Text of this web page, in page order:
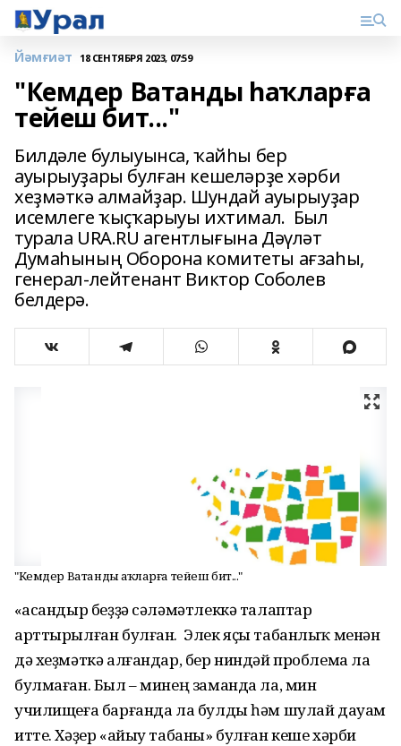
Йәмғиәт 18 СЕНТЯБРЯ 2023, 07:59
"Кемдер Ватанды һаҡларға
тейеш бит..."
Билдәле булыуынса, ҡайһы бер
ауырыуҙары булған кешеләрҙе хәрби
хеҙмәткә алмайҙар. Шундай ауырыуҙар
исемлеге ҡыҫҡарыуы ихтимал. Был
турала URA.RU агентлығына Дәүләт
Думаһының Оборона комитеты ағзаһы,
генерал-лейтенант Виктор Соболев
белдерә.
"Кемдер Ватанды һаҡларға тейеш бит..."
«Ҡасандыр беҙҙә сәләмәтлеккә талаптар
арттырылған булған. Элек яҫы табанлыҡ менән
дә хеҙмәткә алғандар, бер ниндәй проблема ла
булмаған. Был – минең заманда ла, мин
училищеға барғанда ла булды һәм шулай дауам
итте. Хәҙер «айыу табаны» булған кеше хәрби